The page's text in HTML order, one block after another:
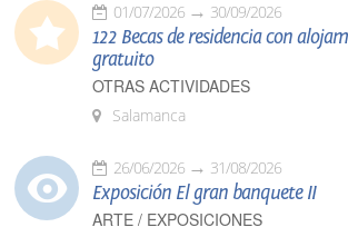
01/07/2026 30/09/2026
122 Becas de residencia con
gratuito
OTRAS ACTIVIDADES
Salamanca
26/06/2026 31/08/2026
Exposición El gran banquete II
ARTE / EXPOSICIONES